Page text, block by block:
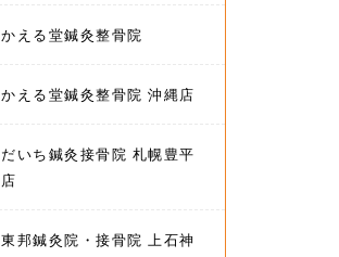
かえる堂鍼灸整骨院
かえる堂鍼灸整骨院 沖縄店
だいち鍼灸接骨院 札幌豊平
店
東邦鍼灸院・接骨院 上石神